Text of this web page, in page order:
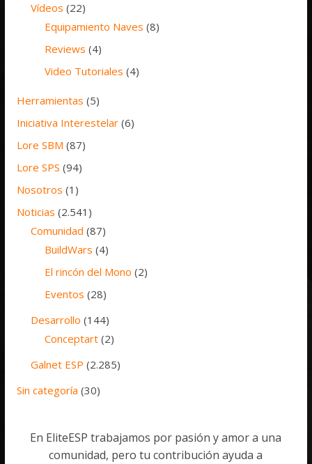
Vídeos (22)
Equipamiento Naves (8)
Reviews (4)
Video Tutoriales (4)
Herramientas (5)
Iniciativa Interestelar (6)
Lore SBM (87)
Lore SPS (94)
Nosotros (1)
Noticias (2.541)
Comunidad (87)
BuildWars (4)
El rincón del Mono (2)
Eventos (28)
Desarrollo (144)
Conceptart (2)
Galnet ESP (2.285)
Sin categoría (30)
En EliteESP trabajamos por pasión y amor a una
comunidad, pero tu contribución ayuda a